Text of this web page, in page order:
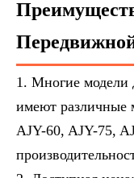
Многие модели
имеют различные
AJY-60, AJY-75,